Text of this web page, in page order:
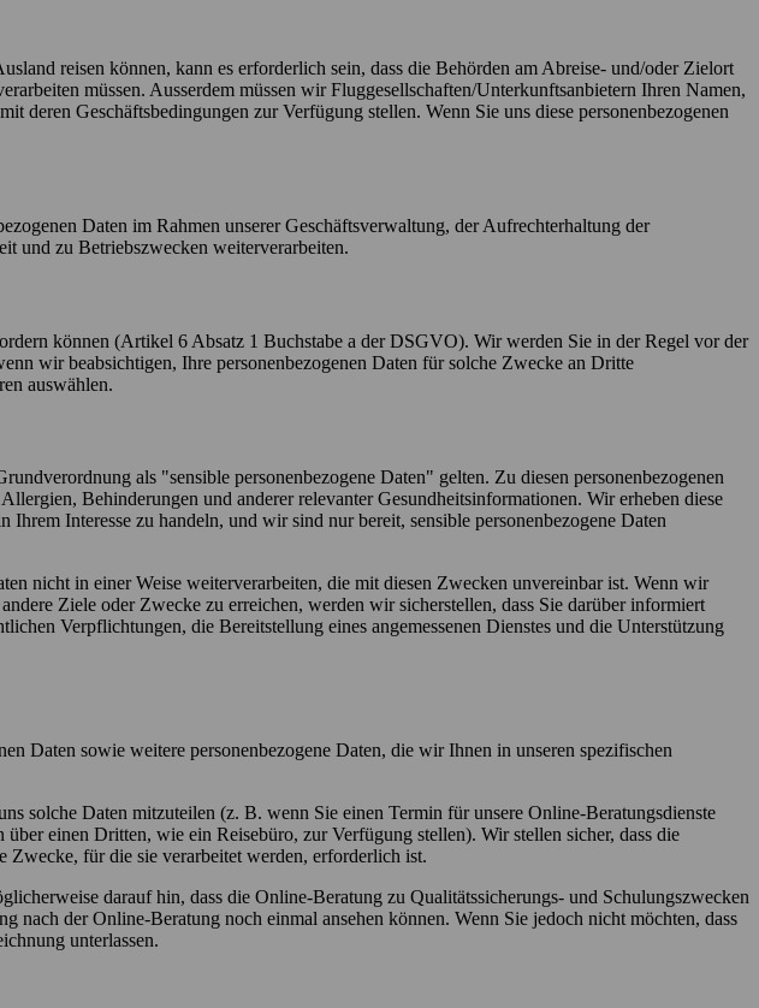
reisen können, kann es erforderlich sein, dass die Behörden am Abreise- und/oder Zielort
müssen. Ausserdem müssen wir Fluggesellschaften/Unterkunftsanbietern Ihren Namen,
deren Geschäftsbedingungen zur Verfügung stellen. Wenn Sie uns diese personenbezogenen
Daten im Rahmen unserer Geschäftsverwaltung, der Aufrechterhaltung der
und zu Betriebszwecken weiterverarbeiten.
können (Artikel 6 Absatz 1 Buchstabe a der DSGVO). Wir werden Sie in der Regel vor der
wir beabsichtigen, Ihre personenbezogenen Daten für solche Zwecke an Dritte
auswählen.
als "sensible personenbezogene Daten" gelten. Zu diesen personenbezogenen
Behinderungen und anderer relevanter Gesundheitsinformationen. Wir erheben diese
Interesse zu handeln, und wir sind nur bereit, sensible personenbezogene Daten
nicht in einer Weise weiterverarbeiten, die mit diesen Zwecken unvereinbar ist. Wenn wir
Ziele oder Zwecke zu erreichen, werden wir sicherstellen, dass Sie darüber informiert
Verpflichtungen, die Bereitstellung eines angemessenen Dienstes und die Unterstützung
Daten sowie weitere personenbezogene Daten, die wir Ihnen in unseren spezifischen
solche Daten mitzuteilen (z. B. wenn Sie einen Termin für unsere Online-Beratungsdienste
einen Dritten, wie ein Reisebüro, zur Verfügung stellen). Wir stellen sicher, dass die
Zwecke, für die sie verarbeitet werden, erforderlich ist.
darauf hin, dass die Online-Beratung zu Qualitätssicherungs- und Schulungszwecken
der Online-Beratung noch einmal ansehen können. Wenn Sie jedoch nicht möchten, dass
unterlassen.